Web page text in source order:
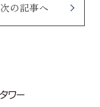
次の記事へ